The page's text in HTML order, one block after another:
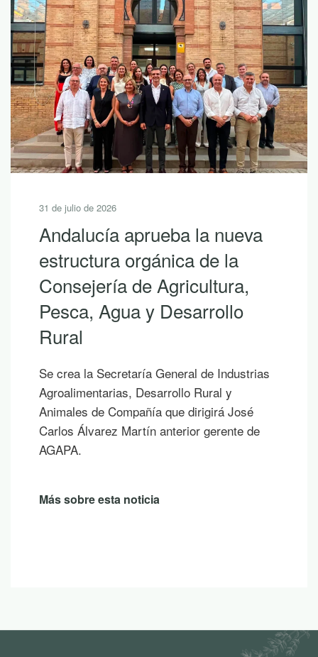
31 de julio de 2026
Andalucía aprueba la nueva
estructura orgánica de la
Consejería de Agricultura,
Pesca, Agua y Desarrollo
Rural
Se crea la Secretaría General de Industrias
Agroalimentarias, Desarrollo Rural y
Animales de Compañía que dirigirá José
Carlos Álvarez Martín anterior gerente de
AGAPA.
Más sobre esta noticia